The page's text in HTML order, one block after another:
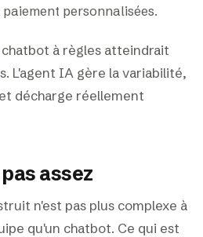
personnalisées.
chatbot à règles atteindrait
L'agent IA gère la variabilité,
décharge réellement
assez
n'est pas plus complexe à
qu'un chatbot. Ce qui est